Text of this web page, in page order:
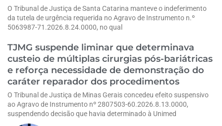
O Tribunal de Justiça de Santa Catarina manteve o indeferimento
da tutela de urgência requerida no Agravo de Instrumento n.º
5063987-71.2026.8.24.0000, no qual
TJMG suspende liminar que determinava
custeio de múltiplas cirurgias pós-bariátricas
e reforça necessidade de demonstração do
caráter reparador dos procedimentos
O Tribunal de Justiça de Minas Gerais concedeu efeito suspensivo
ao Agravo de Instrumento nº 2807503-60.2026.8.13.0000,
suspendendo decisão que havia determinado à Unimed